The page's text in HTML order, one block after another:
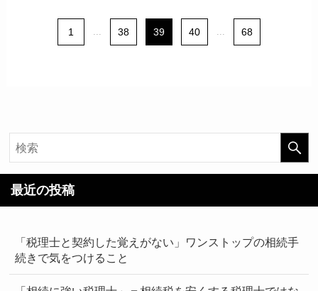
1 38 39 40 68
最近の投稿
「税理士と契約した覚えがない」ワンストップの相続手
続きで気をつけること